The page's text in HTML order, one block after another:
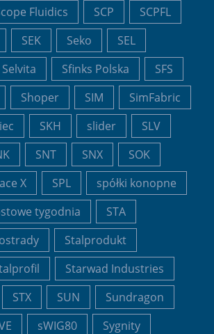
Fluidics SCP
SCPFL
SEK Seko
SEL
Selvita Sfinks Polska
SFS
Shoper SIM
SimFabric
SKH slider
SLV
SNT SNX
SOK
X SPL
spółki konopne
tygodnia
STA
Stalprodukt
Starwad Industries
STX SUN
Sundragon
sWIG80
Sygnity